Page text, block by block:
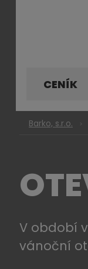
CENÍK
Barko, s.r.o.
V období
vánoční